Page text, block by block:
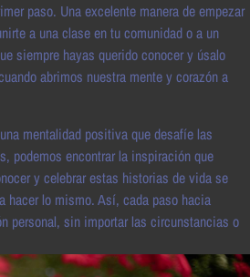
paso. Una excelente manera de empezar
a una clase en tu comunidad o a un
siempre hayas querido conocer y úsalo
abrimos nuestra mente y corazón a
mentalidad positiva que desafíe las
podemos encontrar la inspiración que
y celebrar estas historias de vida se
hacer lo mismo. Así, cada paso hacia
personal, sin importar las circunstancias o